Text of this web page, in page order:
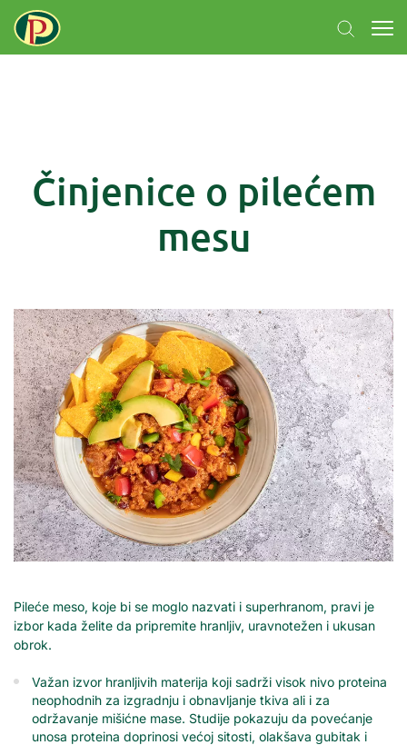
Činjenice o pilećem
mesu
Pileće meso, koje bi se moglo nazvati i superhranom, pravi je
izbor kada želite da pripremite hranljiv, uravnotežen i ukusan
obrok.
Važan izvor hranljivih materija koji sadrži visok nivo proteina
neophodnih za izgradnju i obnavljanje tkiva ali i za
održavanje mišićne mase. Studije pokazuju da povećanje
unosa proteina doprinosi većoj sitosti, olakšava gubitak i